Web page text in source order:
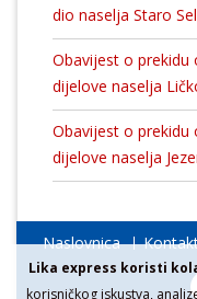
Lika express koristi
korisničkog iskustva,
dio naselja Staro
Obavijest o prekidu
dijelove naselja
Obavijest o prekidu
dijelove naselja
Naslovnica